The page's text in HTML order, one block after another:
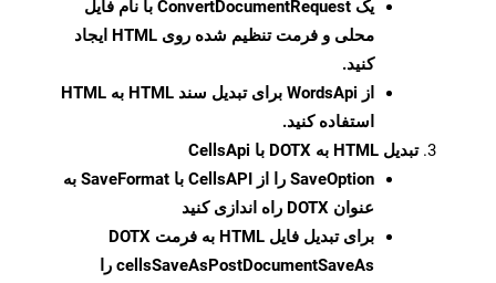
یک ConvertDocumentRequest با نام فایل
محلی و فرمت تنظیم شده روی HTML ایجاد
کنید.
از WordsApi برای تبدیل سند HTML به HTML
استفاده کنید.
تبدیل HTML به DOTX با CellsApi
SaveOption
را از CellsAPI با SaveFormat به
عنوان DOTX راه اندازی کنید
برای تبدیل فایل HTML به فرمت
DOTX
cellsSaveAsPostDocumentSaveAs را